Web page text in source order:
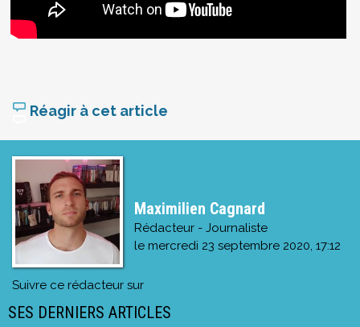
Réagir à cet article
Maximilien Cagnard
Rédacteur - Journaliste
le mercredi 23 septembre 2020, 17:12
Suivre ce rédacteur sur
SES DERNIERS ARTICLES